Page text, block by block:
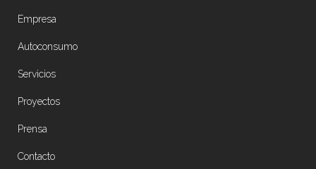
Empresa
Autoconsumo
Servicios
Proyectos
Prensa
Contacto